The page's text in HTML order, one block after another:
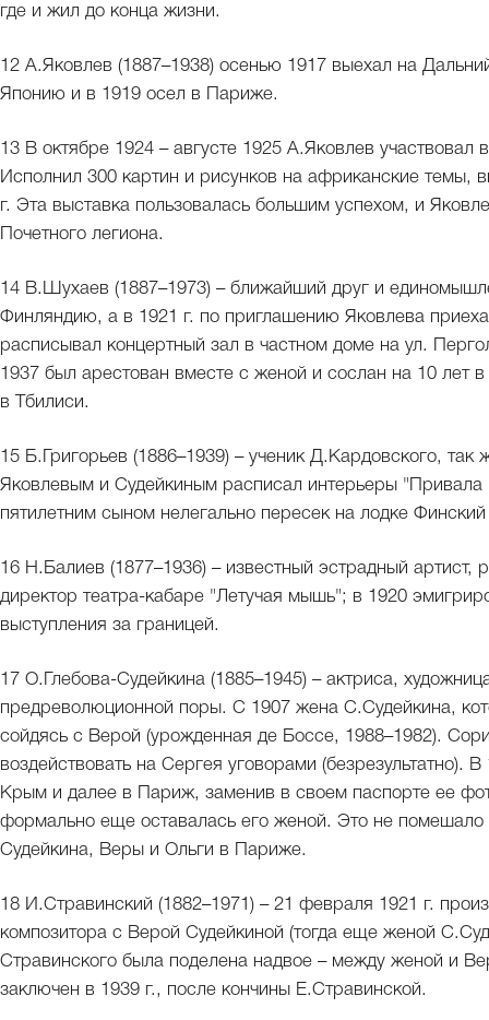
где и жил до конца жизни.
12 А.Яковлев (1887–1938) осенью 1917 выехал на
Японию и в 1919 осел в Париже.
13 В октябре 1924 – августе 1925 А.Яковлев
Исполнил 300 картин и рисунков на африканские темы,
г. Эта выставка пользовалась большим успехом, и
Почетного легиона.
14 В.Шухаев (1887–1973) – ближайший друг и
Финляндию, а в 1921 г. по приглашению Яковлева
расписывал концертный зал в частном доме на ул.
1937 был арестован вместе с женой и сослан на 10 лет
в Тбилиси.
15 Б.Григорьев (1886–1939) – ученик Д.Кардовского,
Яковлевым и Судейкиным расписал интерьеры
пятилетним сыном нелегально пересек на лодке
16 Н.Балиев (1877–1936) – известный эстрадный артист,
директор театра-кабаре "Летучая мышь"; в 1920
выступления за границей.
17 О.Глебова-Судейкина (1885–1945) – актриса,
предреволюционной поры. С 1907 жена С.Судейкина,
сойдясь с Верой (урожденная де Боссе, 1988–1982).
воздействовать на Сергея уговорами (безрезультатно).
Крым и далее в Париж, заменив в своем паспорте ее
формально еще оставалась его женой. Это не
Судейкина, Веры и Ольги в Париже.
18 И.Стравинский (1882–1971) – 21 февраля 1921 г.
композитора с Верой Судейкиной (тогда еще женой
Стравинского была поделена надвое – между женой и
заключен в 1939 г., после кончины Е.Стравинской.